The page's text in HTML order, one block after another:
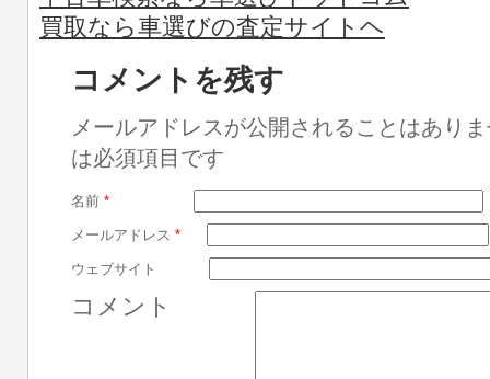
買取なら車選びの査定サイトヘ
コメントを残す
メールアドレスが公開されることはあり
は必須項目です
名前 *
メールアドレス *
ウェブサイト
コメント